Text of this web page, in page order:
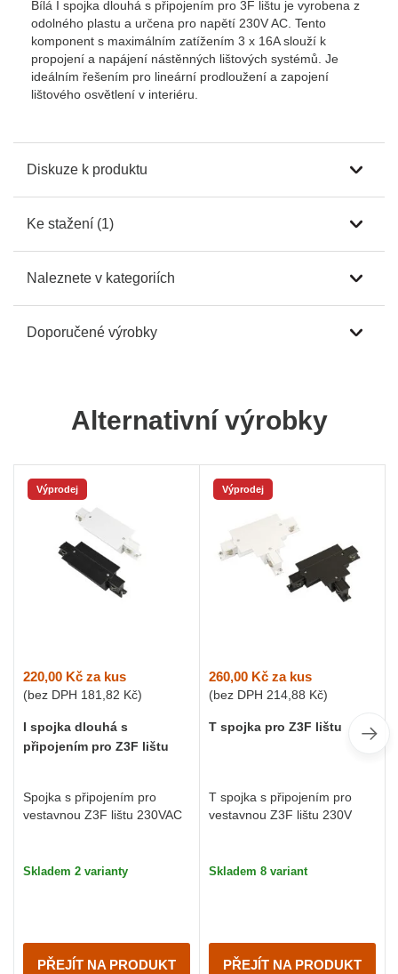
Bílá I spojka dlouhá s připojením pro 3F lištu je vyrobena z
odolného plastu a určena pro napětí 230V AC. Tento
komponent s maximálním zatížením 3 x 16A slouží k
propojení a napájení nástěnných lištových systémů. Je
ideálním řešením pro lineární prodloužení a zapojení
lištového osvětlení v interiéru.
Diskuze k produktu
Ke stažení (1)
Naleznete v kategoriích
Doporučené výrobky
Alternativní výrobky
Výprodej
220,00 Kč za kus
(bez DPH 181,82 Kč)
I spojka dlouhá s
připojením pro Z3F lištu
Spojka s připojením pro
vestavnou Z3F lištu 230VAC
Skladem 2 varianty
PŘEJÍT NA PRODUKT
Výprodej
260,00 Kč za kus
(bez DPH 214,88 Kč)
T spojka pro Z3F lištu
T spojka s připojením pro
vestavnou Z3F lištu 230V
Skladem 8 variant
PŘEJÍT NA PRODUKT